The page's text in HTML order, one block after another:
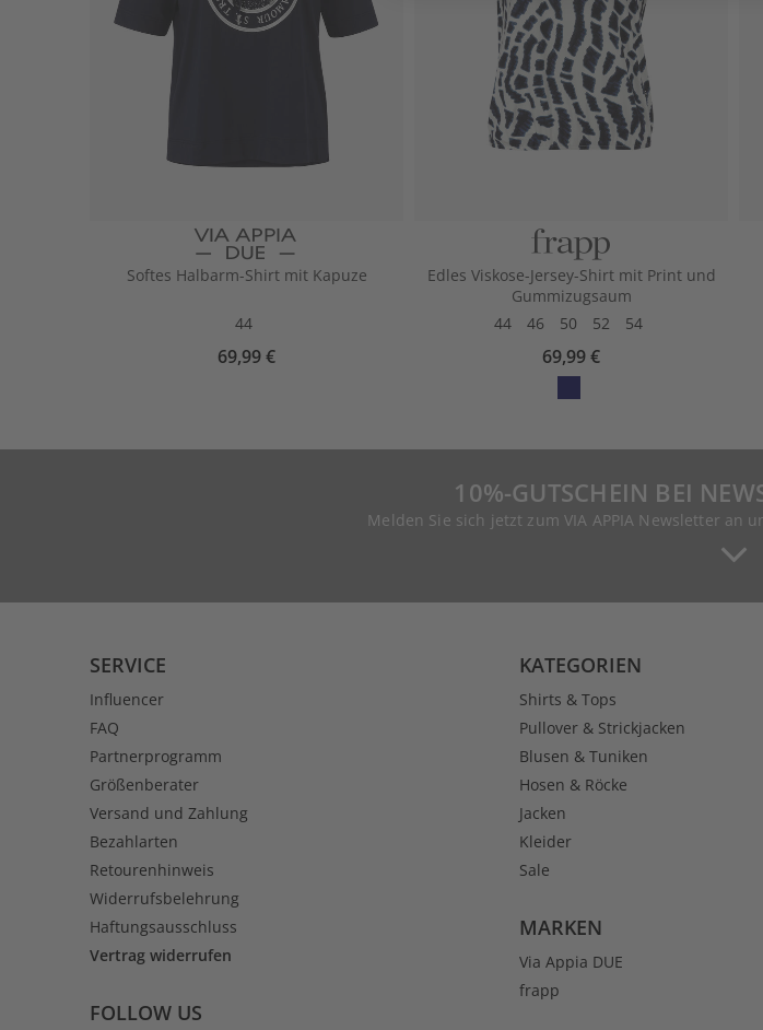
Softes Halbarm-Shirt mit Kapuze
44
69,99 €
Edles Viskose-Jersey-Shirt mit Print und
Gummizugsaum
44
46 50 52 54
69,99 €
10%-GUTSCHEIN BEI
Melden Sie sich jetzt zum VIA APPIA Newsletter an
SERVICE
Influencer
FAQ
Partnerprogramm
Größenberater
Versand und Zahlung
Bezahlarten
Retourenhinweis
Widerrufsbelehrung
Haftungsausschluss
Vertrag widerrufen
FOLLOW US
KATEGORIEN
Shirts & Tops
Pullover & Strickjacken
Blusen & Tuniken
Hosen & Röcke
Jacken
Kleider
Sale
MARKEN
Via Appia DUE
frapp